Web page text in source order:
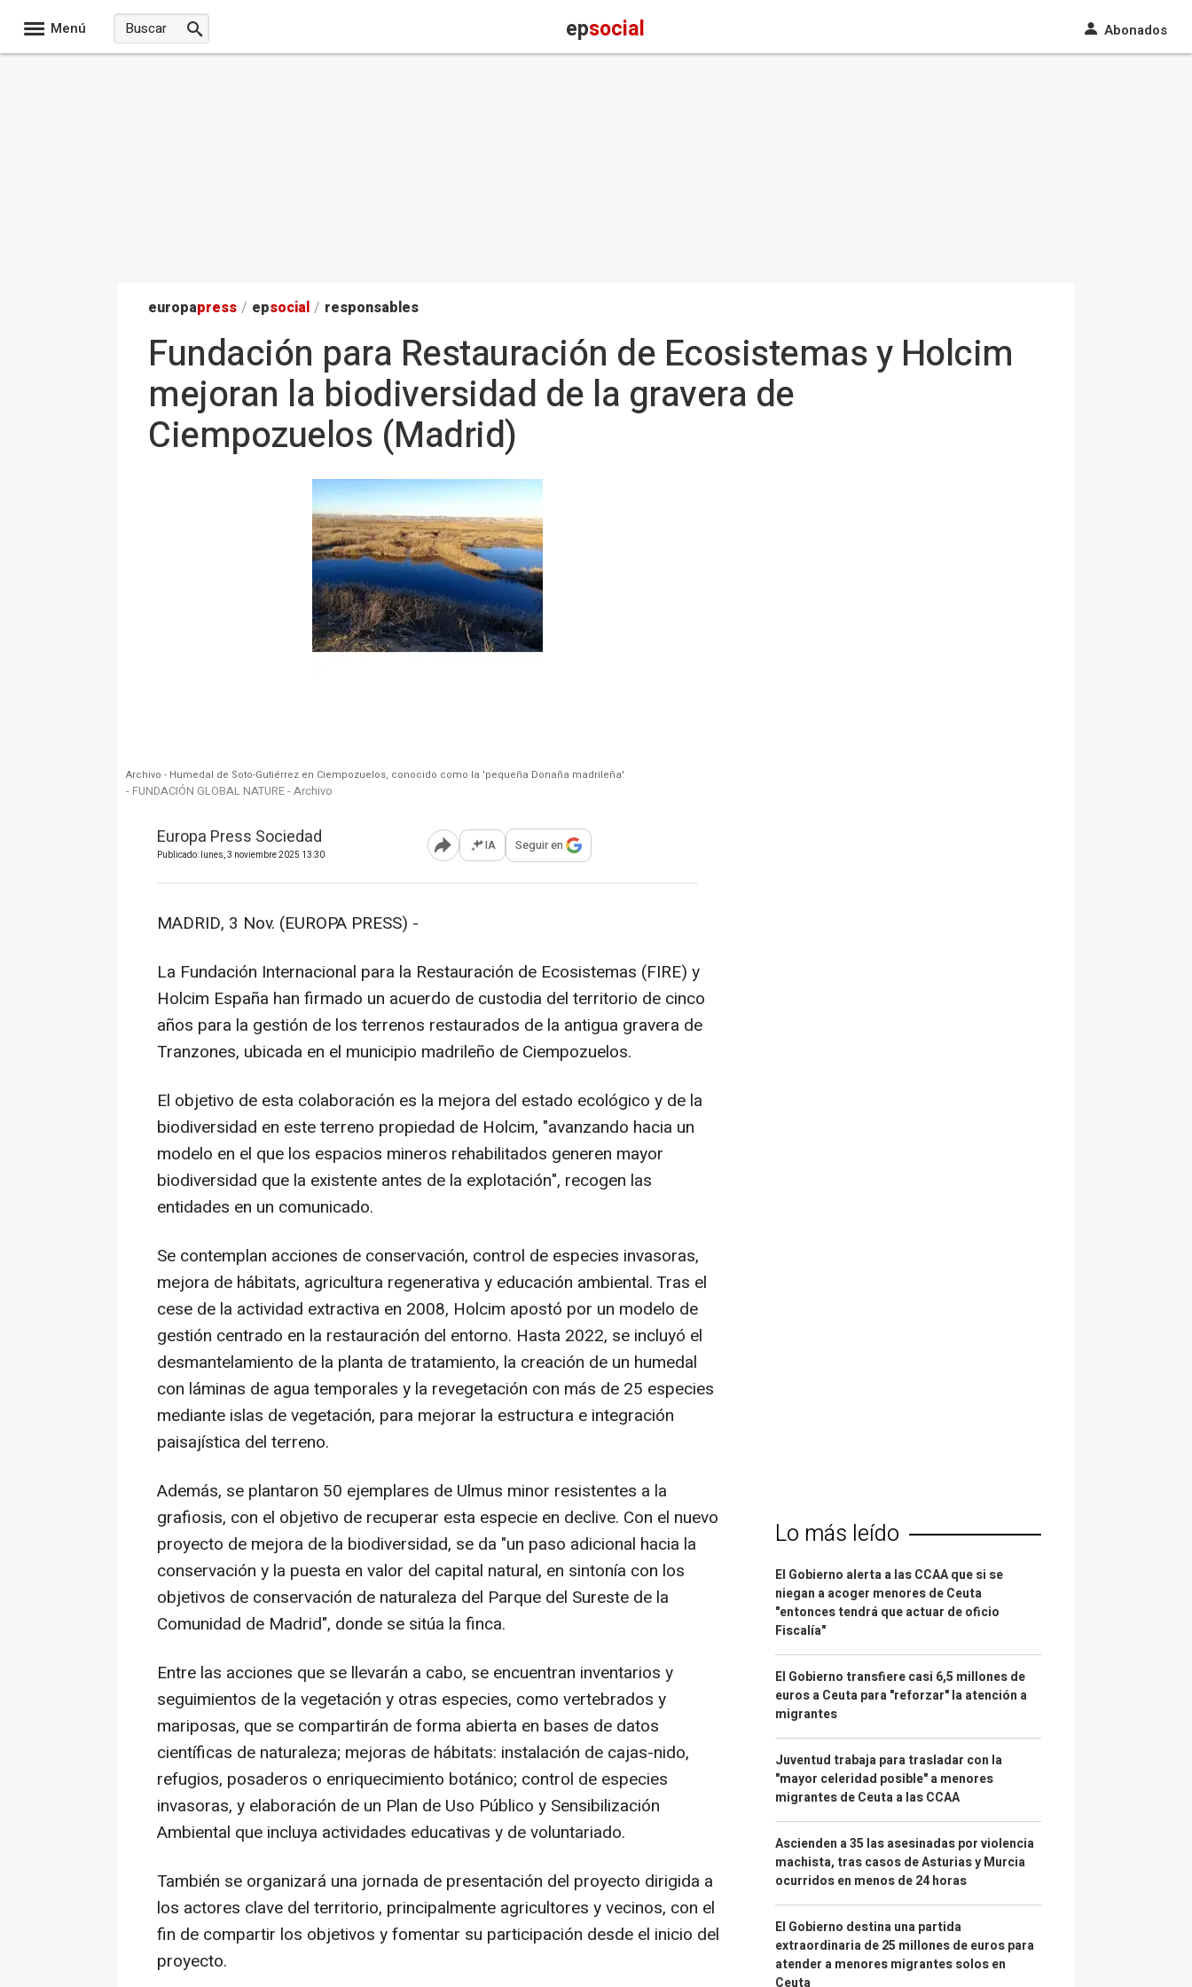
Menú epsocial Abonados
europapress / epsocial / responsables
Fundación para Restauración de Ecosistemas y Holcim
mejoran la biodiversidad de la gravera de
Ciempozuelos (Madrid)
Archivo - Humedal de Soto-Gutiérrez en Ciempozuelos, conocido como la 'pequeña Donaña madrileña'
- FUNDACIÓN GLOBAL NATURE - Archivo
Europa Press Sociedad
Publicado: lunes, 3 noviembre 2025 13:30 Abrir opciones para compartir
IA Seguir en
MADRID, 3 Nov. (EUROPA PRESS) -
La Fundación Internacional para la Restauración de Ecosistemas (FIRE) y
Holcim España han firmado un acuerdo de custodia del territorio de cinco
años para la gestión de los terrenos restaurados de la antigua gravera de
Tranzones, ubicada en el municipio madrileño de Ciempozuelos.
El objetivo de esta colaboración es la mejora del estado ecológico y de la
biodiversidad en este terreno propiedad de Holcim, "avanzando hacia un
modelo en el que los espacios mineros rehabilitados generen mayor
biodiversidad que la existente antes de la explotación", recogen las
entidades en un comunicado.
Se contemplan acciones de conservación, control de especies invasoras,
mejora de hábitats, agricultura regenerativa y educación ambiental. Tras el
cese de la actividad extractiva en 2008, Holcim apostó por un modelo de
gestión centrado en la restauración del entorno. Hasta 2022, se incluyó el
desmantelamiento de la planta de tratamiento, la creación de un humedal
con láminas de agua temporales y la revegetación con más de 25 especies
mediante islas de vegetación, para mejorar la estructura e integración
paisajística del terreno.
Además, se plantaron 50 ejemplares de Ulmus minor resistentes a la
grafiosis, con el objetivo de recuperar esta especie en declive. Con el nuevo
proyecto de mejora de la biodiversidad, se da "un paso adicional hacia la
conservación y la puesta en valor del capital natural, en sintonía con los
objetivos de conservación de naturaleza del Parque del Sureste de la
Comunidad de Madrid", donde se sitúa la finca.
Entre las acciones que se llevarán a cabo, se encuentran inventarios y
seguimientos de la vegetación y otras especies, como vertebrados y
mariposas, que se compartirán de forma abierta en bases de datos
científicas de naturaleza; mejoras de hábitats: instalación de cajas-nido,
refugios, posaderos o enriquecimiento botánico; control de especies
invasoras, y elaboración de un Plan de Uso Público y Sensibilización
Ambiental que incluya actividades educativas y de voluntariado.
También se organizará una jornada de presentación del proyecto dirigida a
los actores clave del territorio, principalmente agricultores y vecinos, con el
fin de compartir los objetivos y fomentar su participación desde el inicio del
proyecto.
Lo más leído
El Gobierno alerta a las CCAA que si se
niegan a acoger menores de Ceuta
"entonces tendrá que actuar de oficio
Fiscalía"
El Gobierno transfiere casi 6,5 millones de
euros a Ceuta para "reforzar" la atención a
migrantes
Juventud trabaja para trasladar con la
"mayor celeridad posible" a menores
migrantes de Ceuta a las CCAA
Ascienden a 35 las asesinadas por violencia
machista, tras casos de Asturias y Murcia
ocurridos en menos de 24 horas
El Gobierno destina una partida
extraordinaria de 25 millones de euros para
atender a menores migrantes solos en
Ceuta